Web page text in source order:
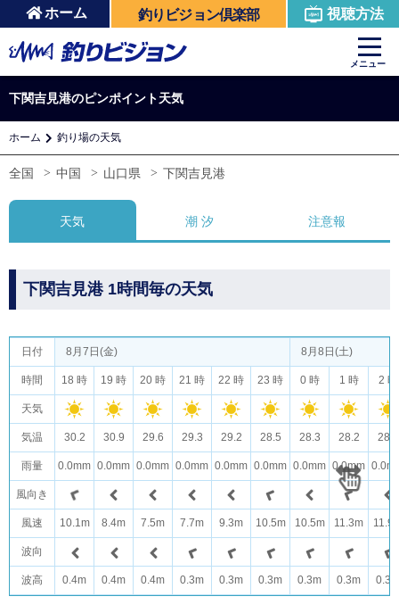
ホーム 釣りビジョン倶楽部 視聴方法
メニュー
下関吉見港のピンポイント天気
ホーム 釣り場の天気
全国 中国 山口県 下関吉見港
天気 潮 汐 注意報
下関吉見港 1時間毎の天気
日付
時間
天気
気温
雨量
風向き
風速
波向
波高
8月7日(金) 8月8日(土)
18 時 19 時 20 時 21 時 22 時 23 時 0 時 1 時 2 時
30.2 30.9 29.6 29.3 29.2 28.5 28.3 28.2 28.0
0.0mm 0.0mm 0.0mm 0.0mm 0.0mm 0.0mm 0.0mm 0.0mm
10.1m 8.4m 7.5m 7.7m 9.3m 10.5m 10.5m 11.3m
0.4m 0.4m 0.4m 0.3m 0.3m 0.3m 0.3m 0.3m 0.3m